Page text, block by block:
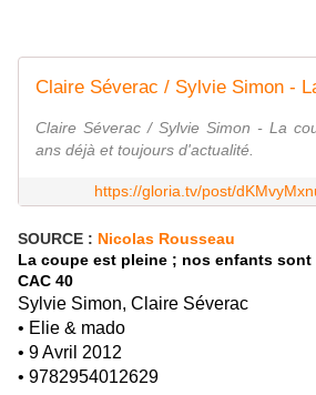
Claire Séverac / Sylvie Simon - La
ans déjà et toujours d'actualité.
https://gloria.tv/post/
SOURCE : Nicolas Rousseau
La coupe est pleine ; nos enfants
CAC 40
Sylvie Simon, Claire Séverac
• Elie & mado
• 9 Avril 2012
• 9782954012629